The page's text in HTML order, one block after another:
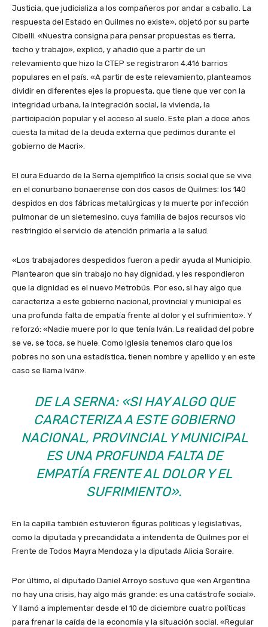
Justicia, que judicializa a los compañeros por andar a caballo. La
respuesta del Estado en Quilmes no existe», objetó por su parte
Cibelli. «Nuestra consigna para pensar propuestas es tierra,
techo y trabajo», explicó, y añadió que a partir de un
relevamiento que hizo la CTEP se registraron 4.416 barrios
populares en el país. «A partir de este relevamiento, planteamos
dividir en diferentes ejes la propuesta, que tiene que ver con la
integridad urbana, la integración social, la vivienda, la
participación popular y el acceso al suelo. Este plan a doce años
cuesta la mitad de la deuda externa que pedimos durante el
gobierno de Macri».
El cura Eduardo de la Serna ejemplificó la crisis social que se vive
en el conurbano bonaerense con dos casos de Quilmes: los 140
despidos en dos fábricas metalúrgicas y la muerte por infección
pulmonar de un sietemesino, cuya familia de bajos recursos vio
restringido el servicio de atención primaria a la salud.
«Los trabajadores despedidos fueron a pedir ayuda al Municipio.
Plantearon que sin trabajo no hay dignidad, y les respondieron
que la dignidad es el nuevo Metrobús. Por eso, si hay algo que
caracteriza a este gobierno nacional, provincial y municipal es
una profunda falta de empatía frente al dolor y el sufrimiento». Y
reforzó: «Nadie muere por lo que tenía Iván. La realidad del pobre
se ve, se toca, se huele. Como Iglesia tenemos claro que los
pobres no son una estadística, tienen nombre y apellido y en este
caso se llama Iván».
DE LA SERNA: «SI HAY ALGO QUE
CARACTERIZA A ESTE GOBIERNO
NACIONAL, PROVINCIAL Y MUNICIPAL
ES UNA PROFUNDA FALTA DE
EMPATÍA FRENTE AL DOLOR Y EL
SUFRIMIENTO».
En la capilla también estuvieron figuras políticas y legislativas,
como la diputada y precandidata a intendenta de Quilmes por el
Frente de Todos Mayra Mendoza y la diputada Alicia Soraire.
Por último, el diputado Daniel Arroyo sostuvo que «en Argentina
no hay una crisis, hay algo más grande: es una catástrofe social».
Y llamó a implementar desde el 10 de diciembre cuatro políticas
para frenar la caída de la economía y la situación social. «Regular